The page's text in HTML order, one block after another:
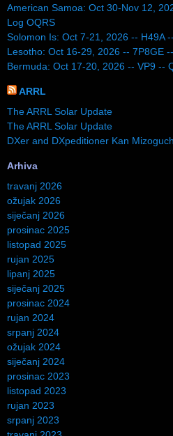
American Samoa: Oct 30-Nov 12,
Log OQRS
Solomon Is: Oct 7-21, 2026 -- H49A
Lesotho: Oct 16-29, 2026 -- 7P8GE
Bermuda: Oct 17-20, 2026 -- VP9 --
ARRL
The ARRL Solar Update
The ARRL Solar Update
DXer and DXpeditioner Kan
Arhiva
travanj 2026
ožujak 2026
siječanj 2026
prosinac 2025
listopad 2025
rujan 2025
lipanj 2025
siječanj 2025
prosinac 2024
rujan 2024
srpanj 2024
ožujak 2024
siječanj 2024
prosinac 2023
listopad 2023
rujan 2023
srpanj 2023